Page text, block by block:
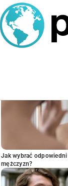
Jak wybrać
mężczyzn?